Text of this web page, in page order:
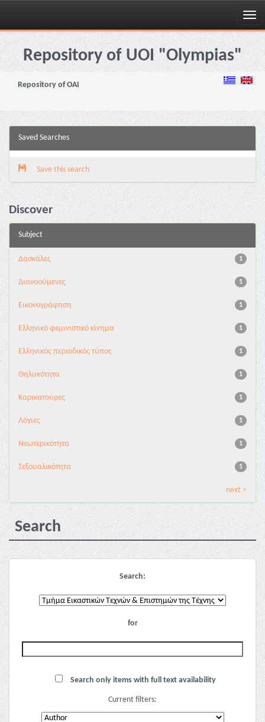
Skip
navigationRepository of UOI "Olympias"
Repository of OAI
Saved Searches
Save this search
Discover
Subject
1
Δασκάλες
1
Διανoούμενες
1
Εικονογράφηση
1
Ελληνικό φεμινιστικό κίνημα
1
Ελληνικός περιοδικός τύπος
1
Θηλυκότητα
1
Καρικατούρες
1
Λόγιες
1
Νεωτερικότητα
1
Σεξουαλικότητα
next >
Search
Search:
for
Search only items with full text availability
Current filters: